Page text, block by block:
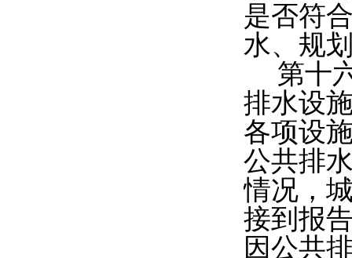
是否符
水、规
第十
排水设
各项设
公共排
情况，
接到报
因公共